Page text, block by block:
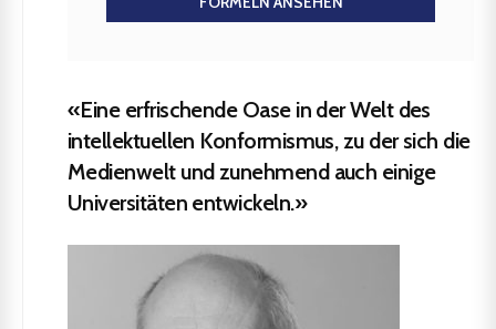
«Eine erfrischende Oase in der Welt des
intellektuellen Konformismus, zu der sich die
Medienwelt und zunehmend auch einige
Universitäten entwickeln.»